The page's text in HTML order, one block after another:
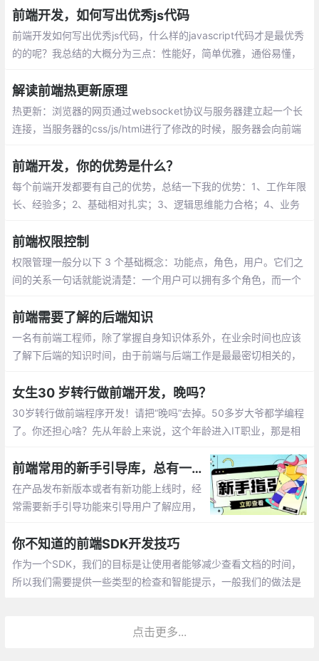
作者也是一线的大厂工作者。有兴趣的小伙
伴快来打卡看一下吧
前端开发，如何写出优秀js代码
前端开发如何写出优秀js代码，什么样的javascript代码才是最优秀
的的呢？我总结的大概分为三点：性能好，简单优雅，通俗易懂，
解读前端热更新原理
热更新：浏览器的网页通过websocket协议与服务器建立起一个长
连接，当服务器的css/js/html进行了修改的时候，服务器会向前端
直接操作dom，局部刷新，如果是js发生了改变，只好刷新整个页
面。
前端开发，你的优势是什么？
每个前端开发都要有自己的优势，总结一下我的优势：1、工作年限
长、经验多；2、基础相对扎实；3、逻辑思维能力合格；4、业务
前端权限控制
权限管理一般分以下 3 个基础概念：功能点，角色，用户。它们之
间的关系一句话就能说清楚：一个用户可以拥有多个角色，而一个
前端需要了解的后端知识
一名有前端工程师，除了掌握自身知识体系外，在业余时间也应该
了解下后端的知识时间，由于前端与后端工作是最最密切相关的，
算机网络、数据结构和算法、计算机组成和原理、离散数学等知识
都要涉及。
女生30 岁转行做前端开发，晚吗？
30岁转行做前端程序开发！请把“晚吗”去掉。50多岁大爷都学编程
了。你还担心啥？先从年龄上来说，这个年龄进入IT职业，那是相
子。
前端常用的新手引导库，总有一款适合你！
在产品发布新版本或者有新功能上线时，经
常需要新手引导功能来引导用户了解应用，
工具库，帮你快速实现新手引导功能！
你不知道的前端SDK开发技巧
作为一个SDK，我们的目标是让使用者能够减少查看文档的时间，
所以我们需要提供一些类型的检查和智能提示，一般我们的做法是
点击更多...